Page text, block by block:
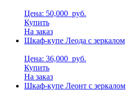
Цена: 50,000 руб.
Купить
На заказ
Шкаф-купе Леода с зеркалом
Цена: 36,000 руб.
Купить
На заказ
Шкаф-купе Леонт с зеркалом